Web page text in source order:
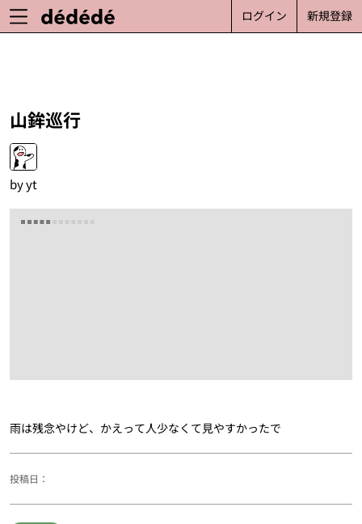
新規登録
ログイン
山鉾巡行
byyt
雨は残念やけど、かえって人少なくて見やすかったで
投稿日：